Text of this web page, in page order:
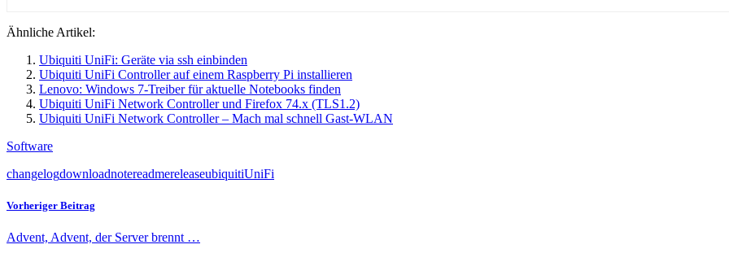
Ähnliche Artikel:
Ubiquiti UniFi: Geräte via ssh einbinden
Ubiquiti UniFi Controller auf einem Raspberry Pi installieren
Lenovo: Windows 7-Treiber für aktuelle Notebooks finden
Ubiquiti UniFi Network Controller und Firefox 74.x (TLS1.2)
Ubiquiti UniFi Network Controller – Mach mal schnell Gast-WLAN
Software
changelogdownloadnotereadmereleaseubiquitiUniFi
Vorheriger Beitrag
Advent, Advent, der Server brennt …